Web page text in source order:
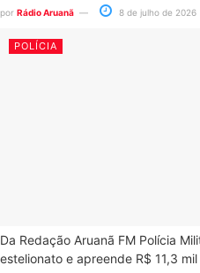
por Rádio Aruanã 8 de julho de 2026
POLÍCIA
Da Redação Aruanã FM Polícia
estelionato e apreende R$ 11,3